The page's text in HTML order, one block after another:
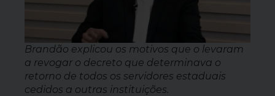
Brandão explicou os motivos que o levaram
a revogar o decreto que determinava o
retorno de todos os servidores estaduais
cedidos a outras instituições.